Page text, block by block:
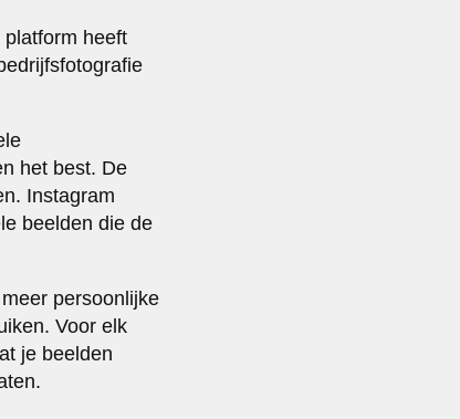
heeft
het best. De
Instagram
beelden die de
persoonlijke
Voor elk
je beelden